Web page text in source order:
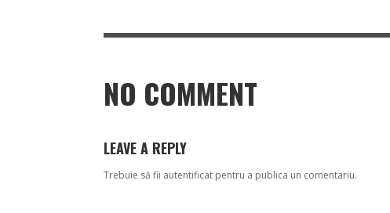
NO COMMENT
LEAVE A REPLY
Trebuie să fii autentificat pentru a publica un comentariu.